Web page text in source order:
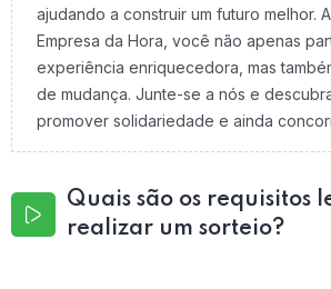
ajudando a construir um futuro melhor.
Empresa da Hora, você não apenas
experiência enriquecedora, mas
de mudança. Junte-se a nós e
promover solidariedade e ainda
Quais são os requisitos
realizar um sorteio?